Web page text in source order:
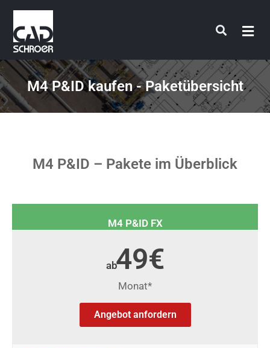
Zum
Inhalt
springen
M4 P&ID kaufen - Paketübersicht
M4 P&ID – Pakete im Überblick
M4 P&ID FX
ab
49€
Monat*
Angebot anfordern